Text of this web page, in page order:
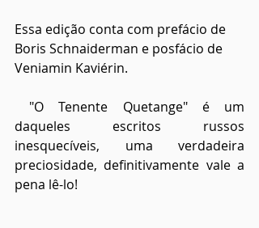
Essa edição conta com prefácio de
Boris Schnaiderman e posfácio de
Veniamin Kaviérin.
daqueles escritos russos
inesquecíveis, uma verdadeira
preciosidade, definitivamente vale a
pena lê-lo!